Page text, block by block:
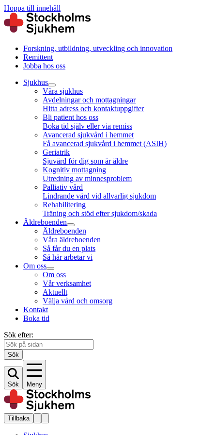
Hoppa till innehåll
Forskning, utbildning, utveckling och innovation
Remittent
Jobba hos oss
Sjukhus
Våra sjukhus
Avdelningar och mottagningar
Hitta adress och kontaktuppgifter
Bli patient hos oss
Boka tid själv eller via remiss
Avancerad sjukvård i hemmet
Få avancerad sjukvård i hemmet (ASIH)
Geriatrik
Sjuvård för dig som är äldre
Kognitiv mottagning
Utredning av minnesproblem
Palliativ vård
Lindrande vård vid allvarlig sjukdom
Rehabilitering
Träning och stöd efter sjukdom/skada
Äldreboenden
Äldreboenden
Våra äldreboenden
Så får du en plats
Så här arbetar vi
Om oss
Om oss
Vår verksamhet
Aktuellt
Välja vård och omsorg
Kontakt
Boka tid
Sök efter:
Sök
Sök Meny
Tillbaka